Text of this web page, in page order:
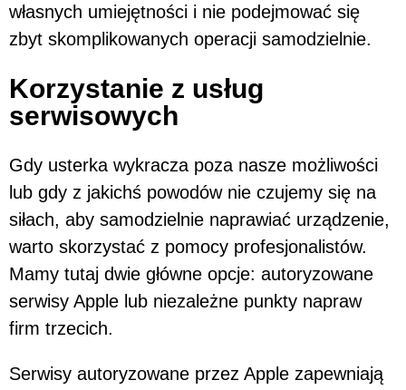
własnych umiejętności i nie podejmować się
zbyt skomplikowanych operacji samodzielnie.
Korzystanie z usług
serwisowych
Gdy usterka wykracza poza nasze możliwości
lub gdy z jakichś powodów nie czujemy się na
siłach, aby samodzielnie naprawiać urządzenie,
warto skorzystać z pomocy profesjonalistów.
Mamy tutaj dwie główne opcje: autoryzowane
serwisy Apple lub niezależne punkty napraw
firm trzecich.
Serwisy autoryzowane przez Apple zapewniają